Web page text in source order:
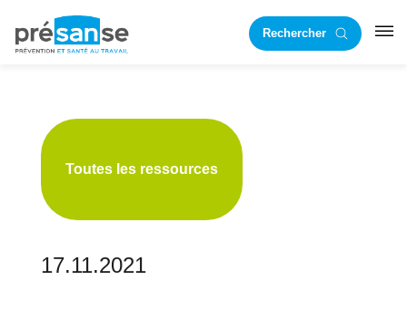
principale
RechercherRST
Toutes les ressources
17.11.2021